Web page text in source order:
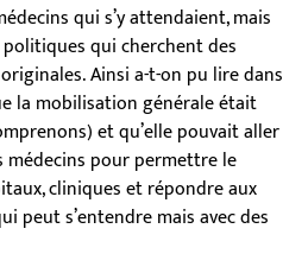
qui s’y attendaient, mais
qui cherchent des
Ainsi a-t-on pu lire dans
la mobilisation générale était
et qu’elle pouvait aller
médecins pour permettre le
cliniques et répondre aux
peut s’entendre mais avec des